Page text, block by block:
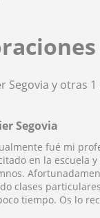
Segovia y otras
Segovia
fué mi
en la escuela
clases
tiempo. Os lo